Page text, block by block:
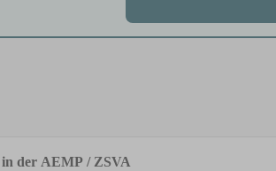
der AEMP / ZSVA